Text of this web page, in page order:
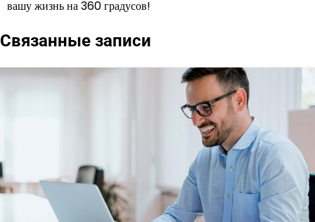
вашу жизнь на 360 градусов!
Связанные записи